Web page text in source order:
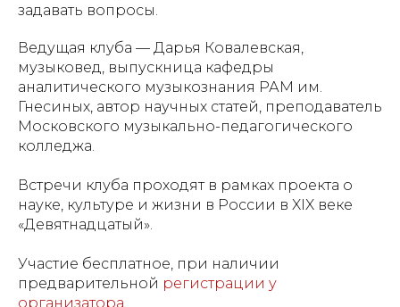
задавать вопросы.
Ведущая клуба — Дарья Ковалевская,
музыковед, выпускница кафедры
аналитического музыкознания РАМ им.
Гнесиных, автор научных статей, преподаватель
Московского музыкально-педагогического
колледжа.
Встречи клуба проходят в рамках проекта о
науке, культуре и жизни в России в XIX веке
«Девятнадцатый».
Участие бесплатное, при наличии
предварительной регистрации у
организатора